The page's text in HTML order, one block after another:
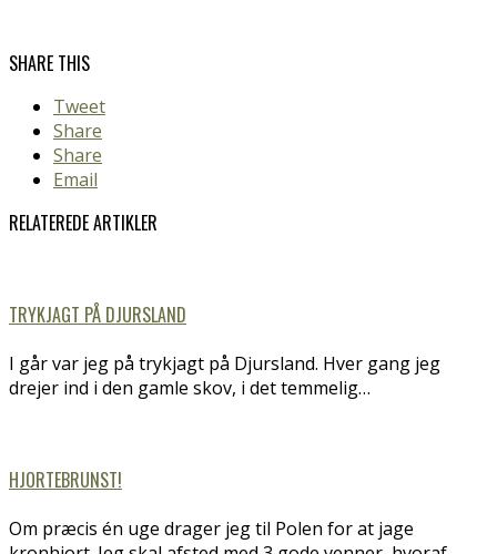
SHARE THIS
Tweet
Share
Share
Email
RELATEREDE ARTIKLER
TRYKJAGT PÅ DJURSLAND
I går var jeg på trykjagt på Djursland. Hver gang jeg
drejer ind i den gamle skov, i det temmelig…
HJORTEBRUNST!
Om præcis én uge drager jeg til Polen for at jage